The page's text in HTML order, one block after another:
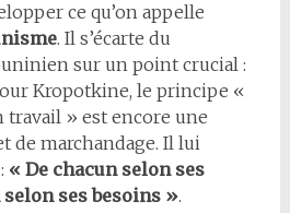
ce qu’on appelle
. Il s’écarte du
sur un point crucial :
Kropotkine, le principe «
travail » est encore une
de marchandage. Il lui
« De chacun selon ses
ses besoins ».